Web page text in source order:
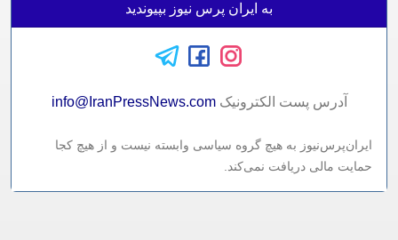
به ایران پرس نیوز بپیوندید
آدرس پست الکترونيکinfo@IranPressNews.com
ایران‌پرس‌نیوز به هیچ گروه سیاسی وابسته نیست و از هیچ کجا
حمایت مالی دریافت نمی‌کند.